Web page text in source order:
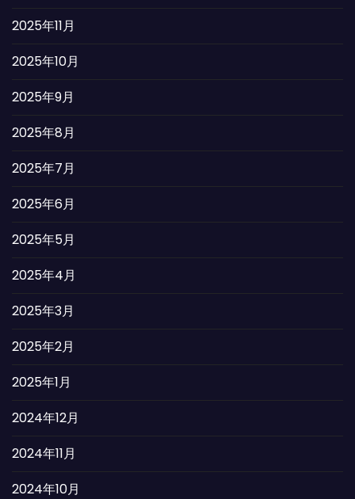
2025年11月
2025年10月
2025年9月
2025年8月
2025年7月
2025年6月
2025年5月
2025年4月
2025年3月
2025年2月
2025年1月
2024年12月
2024年11月
2024年10月